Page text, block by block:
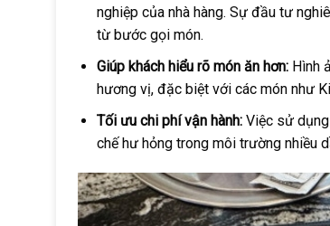
nghiệp của nhà hàng. Sự đầu tư
từ bước gọi món.
Giúp khách hiểu rõ món ăn hơn:Hình
hương vị, đặc biệt với các món như
Tối ưu chi phí vận hành:Việc sử dụng
chế hư hỏng trong môi trường nhiều